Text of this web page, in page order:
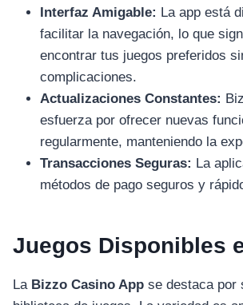
Interfaz Amigable: La app está
facilitar la navegación, lo que
encontrar tus juegos preferidos
complicaciones.
Actualizaciones Constantes:
esfuerza por ofrecer nuevas
regularmente, manteniendo la
Transacciones Seguras: La
métodos de pago seguros y
Juegos Disponibles
La Bizzo Casino App se destaca por